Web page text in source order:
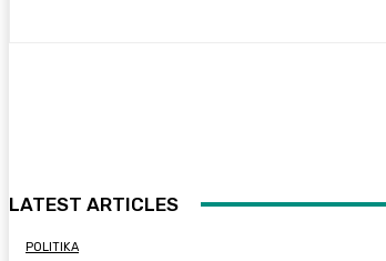
LATEST ARTICLES
POLITIKA